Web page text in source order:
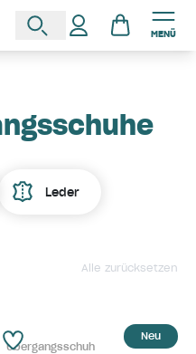
MENÜ
Leder
Alle zurücksetzen
Neu
Übergangsschuh